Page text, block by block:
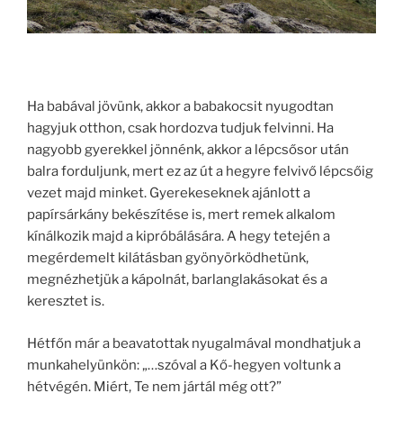
Ha babával jövünk, akkor a babakocsit nyugodtan
hagyjuk otthon, csak hordozva tudjuk felvinni. Ha
nagyobb gyerekkel jönnénk, akkor a lépcsősor után
balra forduljunk, mert ez az út a hegyre felvivő lépcsőig
vezet majd minket. Gyerekeseknek ajánlott a
papírsárkány bekészítése is, mert remek alkalom
kínálkozik majd a kipróbálására. A hegy tetején a
megérdemelt kilátásban gyönyörködhetünk,
megnézhetjük a kápolnát, barlanglakásokat és a
keresztet is.
Hétfőn már a beavatottak nyugalmával mondhatjuk a
munkahelyünkön: „…szóval a Kő-hegyen voltunk a
hétvégén. Miért, Te nem jártál még ott?”